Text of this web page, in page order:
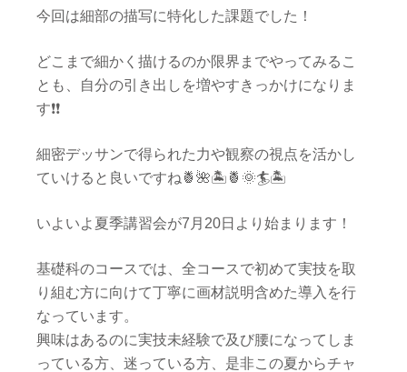
今回は細部の描写に特化した課題でした！
どこまで細かく描けるのか限界までやってみるこ
とも、自分の引き出しを増やすきっかけになりま
す❗️❗️
細密デッサンで得られた力や観察の視点を活かし
ていけると良いですね🍍🌺🏝🍍🌞🏄🏝
いよいよ夏季講習会が7月20日より始まります！
基礎科のコースでは、全コースで初めて実技を取
り組む方に向けて丁寧に画材説明含めた導入を行
なっています。
興味はあるのに実技未経験で及び腰になってしま
っている方、迷っている方、是非この夏からチャ